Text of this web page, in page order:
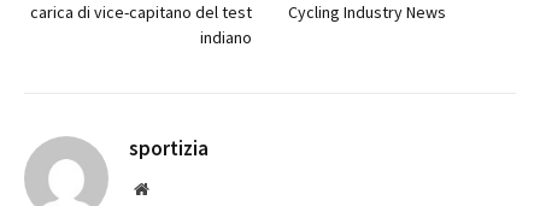
carica di vice-capitano del test
indiano
Cycling Industry News
sportizia
Website